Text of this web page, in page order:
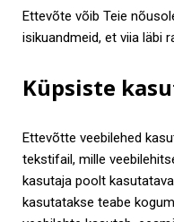
Ettevõte võib Teie
isikuandmeid, et viia läbi
Küpsiste
Ettevõtte veebilehed
tekstifail, mille
kasutaja poolt
kasutatakse teabe